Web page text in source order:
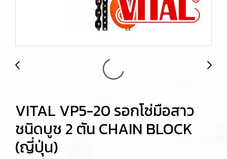
VITAL VP5-20 รอกโซ่มือสาว
ชนิดบูช 2 ตัน CHAIN BLOCK
(ญี่ปุ่น)